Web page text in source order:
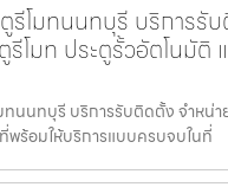
รีโมทนนทบุรี บริการรั
โมท ประตูรั้วอัตโนมัติ
นนทบุรี บริการรับติดตั้ง จำหน่า
พร้อมให้บริการแบบครบจบในที่